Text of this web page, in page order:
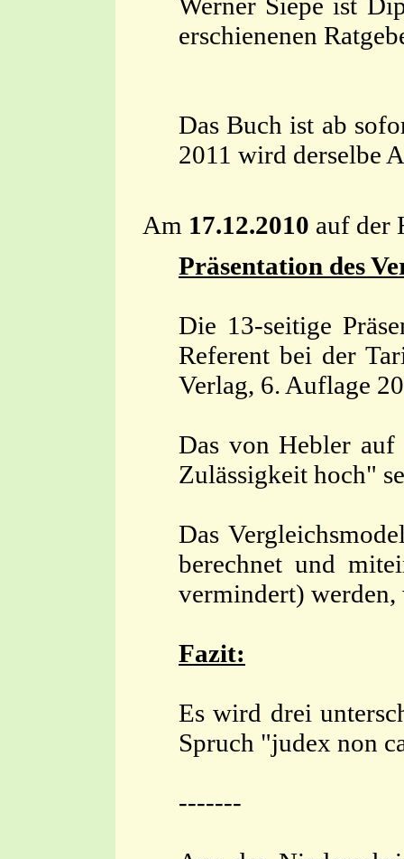
erschienenen
Das Buch ist ab
2011 wird derselbe
Am 17.12.2010 auf der
Präsentation des
Die 13-seitige
Referent bei der
Verlag, 6. Auflage
Das von Hebler auf
Zulässigkeit hoch"
Das
berechnet und
vermindert) werden,
Fazit:
Es wird drei
Spruch "judex non
-------